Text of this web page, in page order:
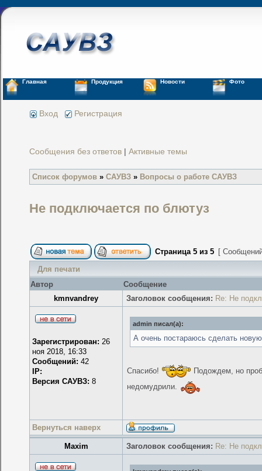
Главная Продукция Новости Фото
Вход Регистрация
Сообщения без ответов |Активные темы
Список форумов »САУВЗ » Вопросы о работе САУВЗ
Не подключается по блютуз
Страница5 из5 [
Для печати
Автор
Сообщение
kmnvandrey
Заголовок сообщения: Re: Не
Зарегистрирован: 26
ноя 2018, 16:33
Сообщений: 42
IP:
Версия САУВЗ: 8
admin писал(а):
А очень постараюсь сделать
Спасибо!
Подождем, но
недомудрили.
Вернуться наверх
Maxim Заголовок сообщения: Re: Не